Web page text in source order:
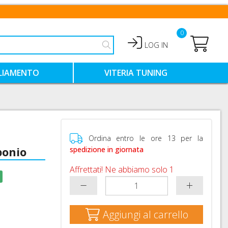
LOG IN
0
TECNICO
VITERIA TUNING
VITI ACCIAIO COLORATE
Ordina entro le ore 13 per la
spedizione in giornata
Affrettati! Ne abbiamo solo 1
Aggiungi al carrello